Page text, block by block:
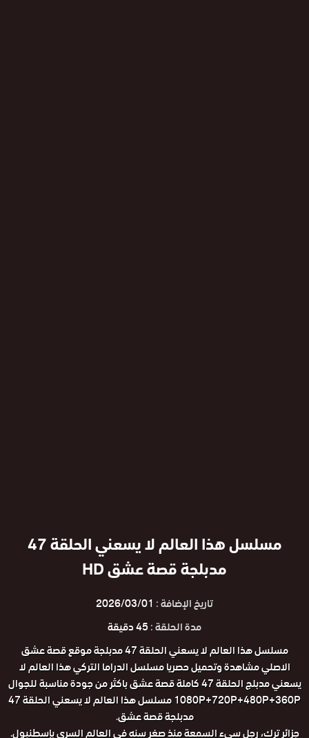
مسلسل هذا العالم لا يسعني الحلقة 47
مدبلجة قصة عشق HD
تاريخ الإضافة : 2026/03/01
مدة الحلقة :45 دقيقة
مسلسل هذا العالم لا يسعني الحلقة 47 مدبلجة موقع قصة عشق
الاصلي مشاهدة وتحميل حصريا مسلسل الدراما التركي هذا العالم لا
يسعني مدبلج الحلقة 47 كاملة قصة عشق باكثر من جودة مناسبة للجوال
1080P+720P+480P+360P مسلسل هذا العالم لا يسعني الحلقة 47
مدبلجة قصة عشق.
جزائر ترك، رجل سيء السمعة منذ صغر سنه في العالم السري بإسطنبول.